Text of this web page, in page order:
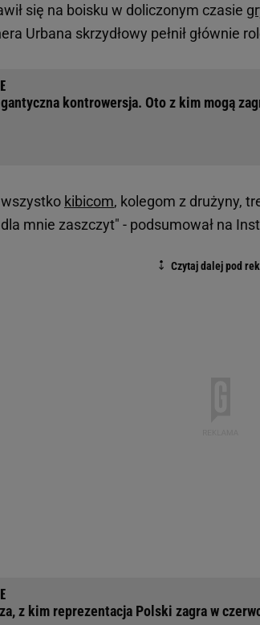
się na boisku w doliczonym czasie
Urbana skrzydłowy pełnił głównie
kontrowersja. Oto z kim mogą
kibicom, kolegom z drużyny,
dla mnie zaszczyt" - podsumował na
z kim reprezentacja Polski zagra w